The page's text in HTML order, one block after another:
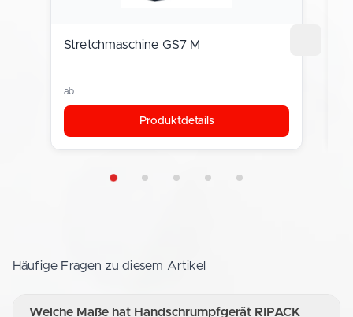
Stretchmaschine GS7 M
ab
Produktdetails
Häufige Fragen zu diesem Artikel
Welche Maße hat Handschrumpfgerät RIPACK